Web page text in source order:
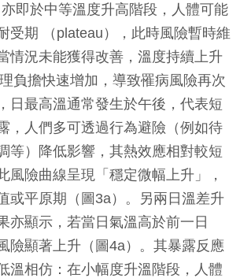
亦即於中等溫度升高階段，人體可能
受期 （plateau），此時風險暫時維
情況未能獲得改善，溫度持續上升
負擔快速增加，導致罹病風險再次
日最高溫通常發生於午後，代表短
，人們多可透過行為避險（例如待
等）降低影響，其熱效應相對較短
風險曲線呈現「穩定微幅上升」，
或平原期（圖3a）。另兩日溫差升
亦顯示，若當日氣溫高於前一日
險顯著上升（圖4a）。其暴露反應
溫相仿：在小幅度升溫階段，人體